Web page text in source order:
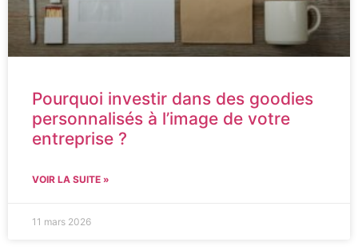
Pourquoi investir dans des goodies
personnalisés à l’image de votre
entreprise ?
VOIR LA SUITE »
11 mars 2026